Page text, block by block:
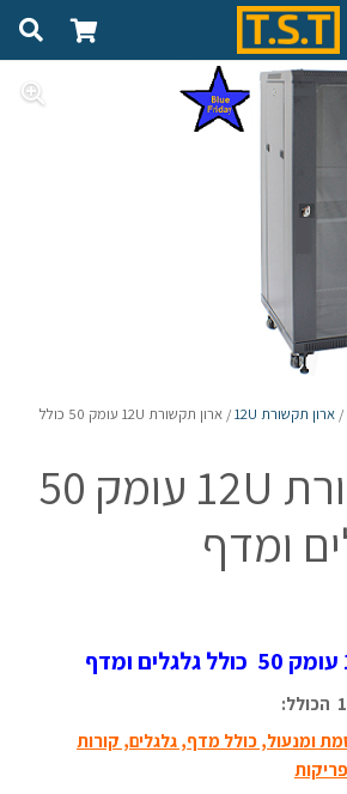
/ ארון תקשורת 12U
/ ארון תקשורת 12U עומק 50 כולל
ארון תקשורת 12U עומק 50
ומדף
ומנעול, כולל מדף, גלגלים, קורות